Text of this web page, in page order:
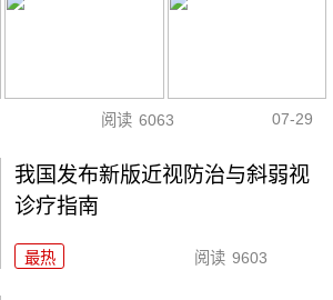
阅读 6063 07-29
我国发布新版近视防治与斜弱视
诊疗指南
最热 阅读 9603